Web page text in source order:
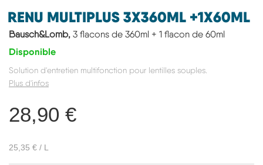
RENU MULTIPLUS 3X360ML +1X60ML
Bausch&Lomb, 3 flacons de 360ml + 1 flacon de 60ml
Disponible
Solution d'entretien multifonction pour lentilles souples.
Plus d'infos
28,90 €
25,35 € / L